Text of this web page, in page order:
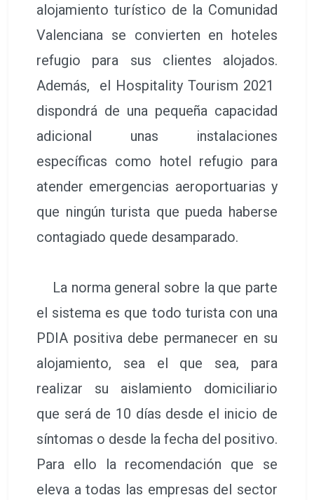
alojamiento turístico de la Comunidad
Valenciana se convierten en hoteles
refugio para sus clientes alojados.
Además, el Hospitality Tourism 2021
dispondrá de una pequeña capacidad
adicional unas instalaciones
específicas como hotel refugio para
atender emergencias aeroportuarias y
que ningún turista que pueda haberse
contagiado quede desamparado.
La norma general sobre la que parte
el sistema es que todo turista con una
PDIA positiva debe permanecer en su
alojamiento, sea el que sea, para
realizar su aislamiento domiciliario
que será de 10 días desde el inicio de
síntomas o desde la fecha del positivo.
Para ello la recomendación que se
eleva a todas las empresas del sector